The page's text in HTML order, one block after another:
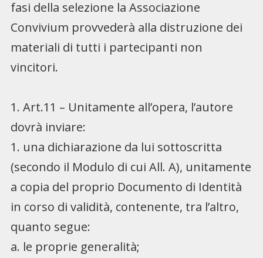
fasi della selezione la Associazione
Convivium provvederà alla distruzione dei
materiali di tutti i partecipanti non
vincitori.
1. Art.11 – Unitamente all’opera, l’autore
dovrà inviare:
1. una dichiarazione da lui sottoscritta
(secondo il Modulo di cui All. A), unitamente
a copia del proprio Documento di Identità
in corso di validità, contenente, tra l’altro,
quanto segue:
a. le proprie generalità;